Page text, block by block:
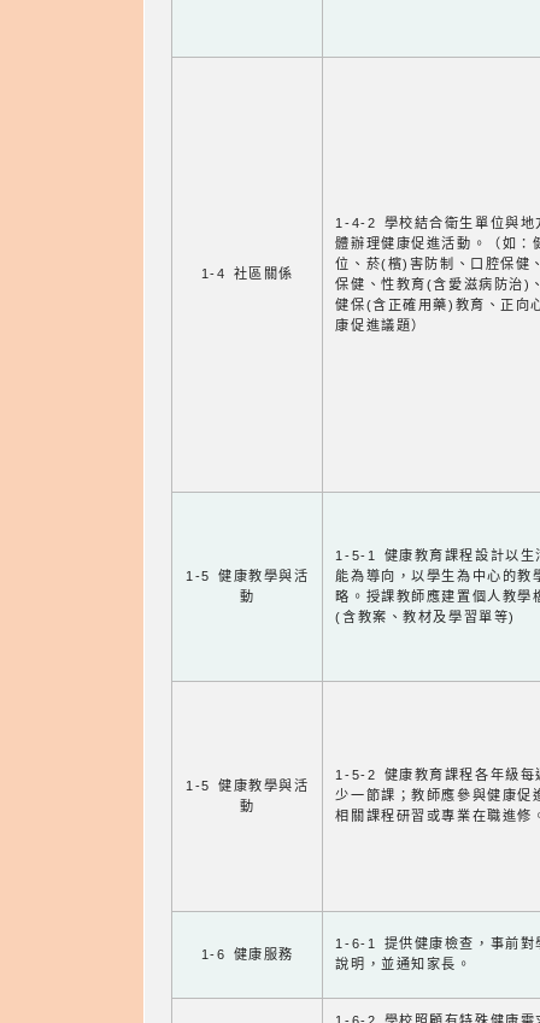
1-4 社區關係
1-4-2 學校結合衛生單位與地
體辦理健康促進活動。（如：
位、菸(檳)害防制、口腔保健
保健、性教育(含愛滋病防治)
健保(含正確用藥)教育、正向
康促進議題）
1-5 健康教學與活
動
1-5-1 健康教育課程設計以生
能為導向，以學生為中心的教
略。授課教師應建置個人教學
(含教案、教材及學習單等)
1-5 健康教學與活
動
1-5-2 健康教育課程各年級每
少一節課；教師應參與健康促
相關課程研習或專業在職進修
1-6 健康服務
1-6-1 提供健康檢查，事前對
說明，並通知家長。